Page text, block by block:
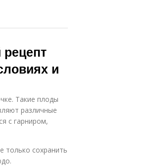
и
Такие плоды
различные
с гарниром,
только сохранить